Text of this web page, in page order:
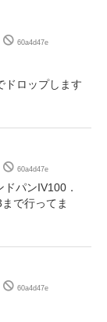
60a4d47e
ドロップします
60a4d47e
パンIV100．
で行ってま
60a4d47e